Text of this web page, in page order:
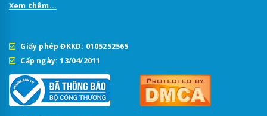
Xem thêm...
Giấy phép ĐKKD: 0105252565
Cấp ngày: 13/04/2011